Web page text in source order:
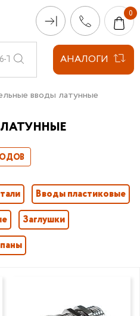
АНАЛОГИ
вводы латунные
Вводы пластиковые
Заглушки